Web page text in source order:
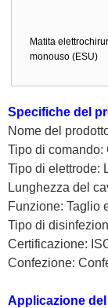
Matita
monouso (ESU)
Specifiche del
Nome del
Tipo di comando:
Tipo di elettrode:
Lunghezza del
Funzione: Taglio
Tipo di
Certificazione:
Confezione:
Applicazione